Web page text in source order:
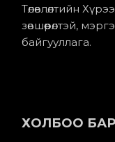
Төлөвлөлтийн
зөвшөөрөлтэй,
байгууллага.
ХОЛБОО